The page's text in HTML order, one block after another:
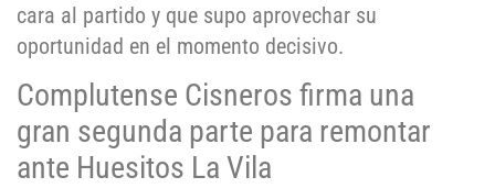
cara al partido y que supo aprovechar su
oportunidad en el momento decisivo.
Complutense Cisneros firma una
gran segunda parte para remontar
ante Huesitos La Vila